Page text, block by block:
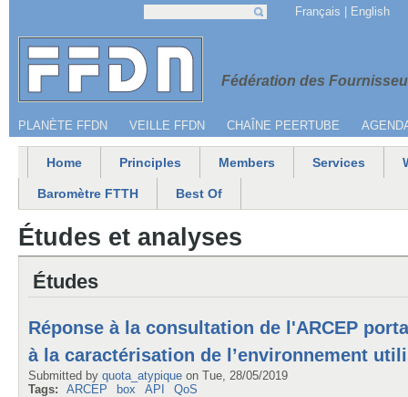
Jump to navigation
Fédération des
Menu secondaire
PLANÈTE FFDN VEILLE FFDN CHAÎNE PEERTUBE
Français English
Main menu
Home Principles Members Services
Baromètre FTTH Best Of
Études et analyses
Études
Réponse à la consultation de l'ARCEP
à la caractérisation de l’environnement
Submitted by quota_atypique on Tue, 28/05/2019
Tags:
ARCEP box API
QoS